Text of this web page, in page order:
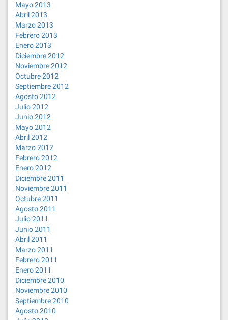
Mayo 2013
Abril 2013
Marzo 2013
Febrero 2013
Enero 2013
Diciembre 2012
Noviembre 2012
Octubre 2012
Septiembre 2012
Agosto 2012
Julio 2012
Junio 2012
Mayo 2012
Abril 2012
Marzo 2012
Febrero 2012
Enero 2012
Diciembre 2011
Noviembre 2011
Octubre 2011
Agosto 2011
Julio 2011
Junio 2011
Abril 2011
Marzo 2011
Febrero 2011
Enero 2011
Diciembre 2010
Noviembre 2010
Septiembre 2010
Agosto 2010